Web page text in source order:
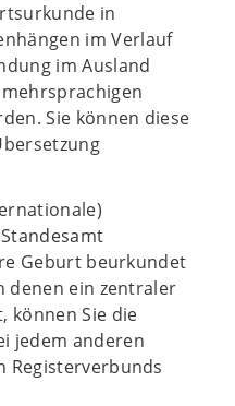
in
im Verlauf
im Ausland
Sie können diese
Geburt beurkundet
denen ein zentraler
können Sie die
jedem anderen
Registerverbunds